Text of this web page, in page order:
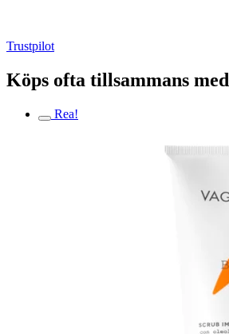
Trustpilot
Köps ofta tillsammans med
Rea!